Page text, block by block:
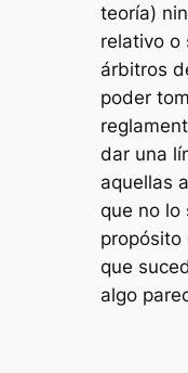
teoría)
relativo o
árbitros
poder
dar una
aquellas
que no lo
que
algo